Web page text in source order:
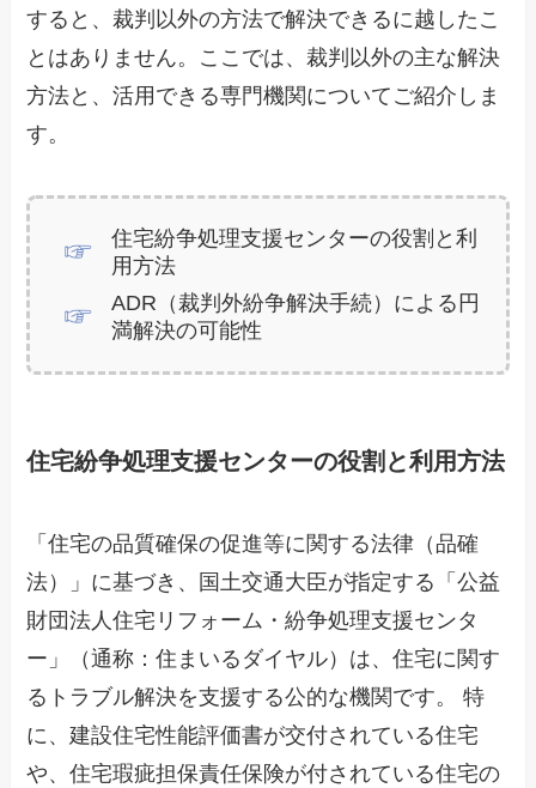
すると、裁判以外の方法で解決できるに越したこ
とはありません。ここでは、裁判以外の主な解決
方法と、活用できる専門機関についてご紹介しま
す。
住宅紛争処理支援センターの役割と利
用方法
ADR（裁判外紛争解決手続）による円
満解決の可能性
住宅紛争処理支援センターの役割と利用方法
「住宅の品質確保の促進等に関する法律（品確
法）」に基づき、国土交通大臣が指定する「公益
財団法人住宅リフォーム・紛争処理支援センタ
ー」（通称：住まいるダイヤル）は、住宅に関す
るトラブル解決を支援する公的な機関です。 特
に、建設住宅性能評価書が交付されている住宅
や、住宅瑕疵担保責任保険が付されている住宅の